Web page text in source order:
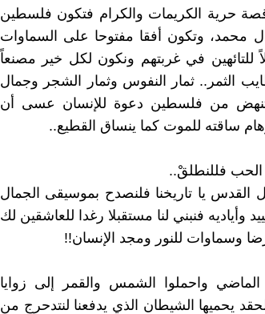
حرية الكريمات والكرام فتكون فلسطين
وتكون أفقا مفتوحا على السماوات
في غربتهم ونكون لكل خير مصنعاً
الثمر.. ثمار النفوس وثمار الشجر وجمال
تنهض من فلسطين دعوة للإنسان عسى أن
ساقته للموت كما ينساق القطيع..
الحب فللنطلقْ..
القدس يا تاريخنا فلنصدح بموسيقى الجمال
وأياديه فنبني لنا مستقبلا رغدا للعاشقين لك
وسماوات للنور ومجد الإنسان!!
واحملوا الشمس والقمر إلى زوايا
يحميها الشيطان الذي يدفعنا لنتدحرج من